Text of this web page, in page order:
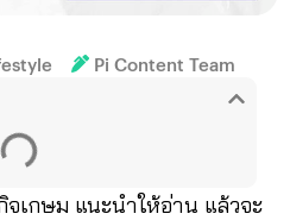
Pi Content Team
เกษม แนะนำให้อ่าน แล้วจะ